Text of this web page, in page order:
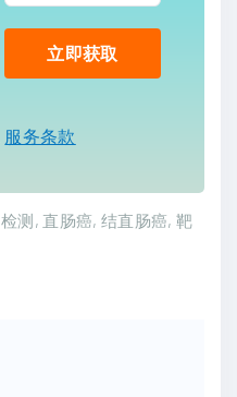
服务条款
检测 直肠癌 结直肠癌 靶